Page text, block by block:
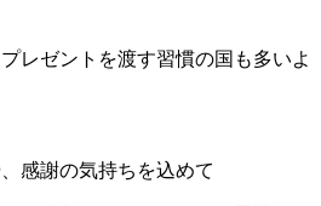
レゼントを渡す習慣の国も多いよ
感謝の気持ちを込めて